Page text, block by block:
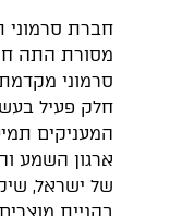
חברת
מסורת התה
סרמוני
חלק פעיל
המעניקים
ארגון השמע
של ישראל,